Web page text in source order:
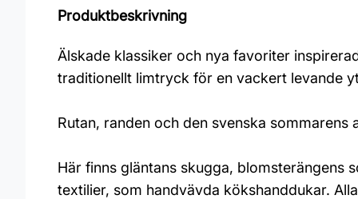
Produktbeskrivning
Älskade klassiker och nya favoriter
traditionellt limtryck för en vackert levande
Rutan, randen och den svenska
Här finns gläntans skugga, blomsterängens
textilier, som handvävda kökshanddukar.